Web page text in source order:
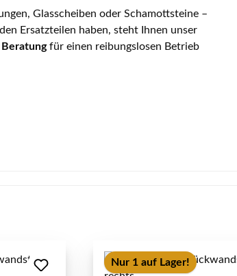
Glasscheiben oder Schamottsteine –
Ersatzteilen haben, steht Ihnen unser
für einen reibungslosen Betrieb
Nur 1 auf Lager!